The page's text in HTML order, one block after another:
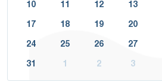
10 11 12 13
17 18 19 20
24 25 26 27
31 1 2 3